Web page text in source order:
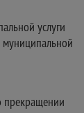
услуги
муниципальной
прекращении